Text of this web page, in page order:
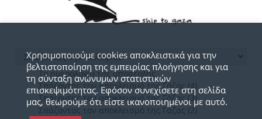
Σπάζοντας την πολιορκία
Το ημερολόγιο της αποστολής
Σπάζοντας τον αποκλεισμό της Γάζας (4)
Σπάζοντας τον αποκλεισμό της Γάζας (3)
Σπάζοντας τον αποκλεισμό της Γάζας (2)
Χρησιμοποιούμε cookies αποκλειστικά για την
βελτιστοποίηση της εμπειρίας πλοήγησης και για
τη σύνταξη ανώνυμων στατιστικών
επισκεψιμότητας. Εφόσον συνεχίσετε στη σελίδα
μας, θεωρούμε ότι είστε ικανοποιημένοι με αυτό.